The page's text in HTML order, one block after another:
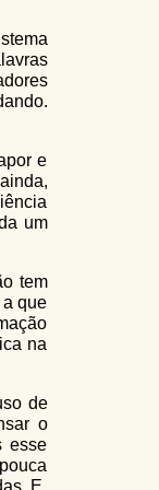
e
um
tem
a que
na
de
o
esse
E,